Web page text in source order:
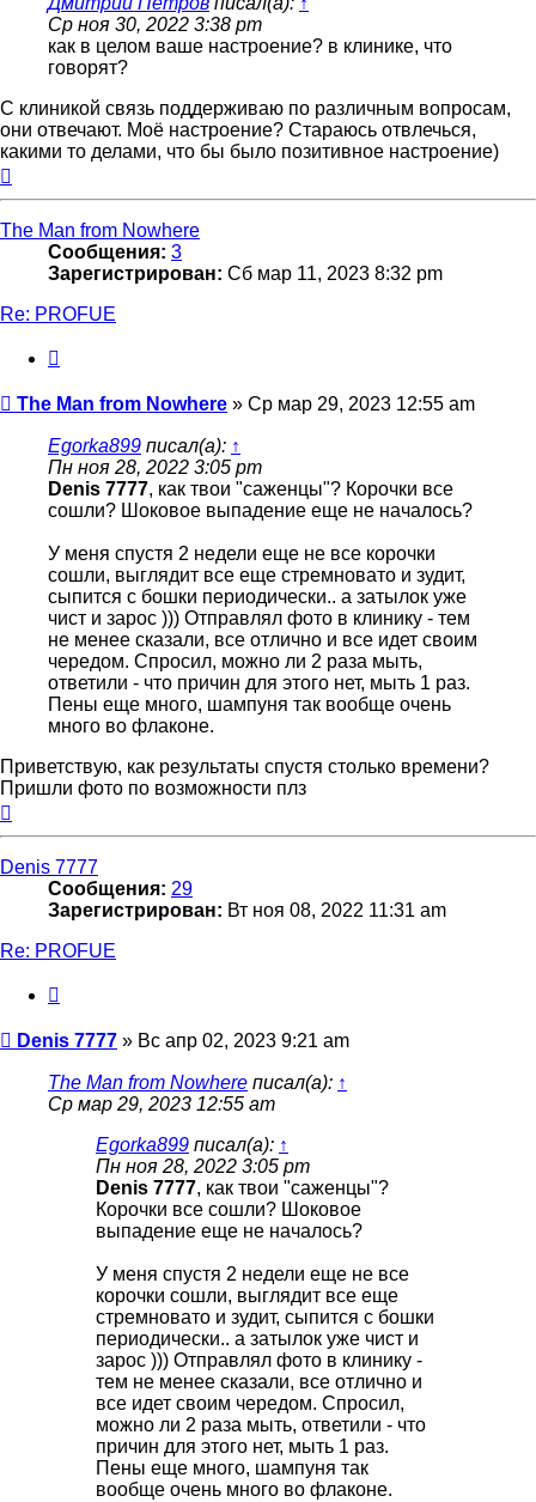
Ср ноя 30, 2022 3:38 pm
как в целом ваше настроение? в клинике, что
говорят?
С клиникой связь поддерживаю по различным вопросам,
они отвечают. Моё настроение? Стараюсь отвлечься,
какими то делами, что бы было позитивное настроение)
The Man from Nowhere
Сообщения: 3
Зарегистрирован: Сб мар 11, 2023 8:32 pm
Re: PROFUE
Сообщение
The Man from Nowhere » Ср мар 29, 2023 12:55 am
Egorka899 писал(а): ↑
Пн ноя 28, 2022 3:05 pm
Denis 7777, как твои "саженцы"? Корочки все
сошли? Шоковое выпадение еще не началось?
У меня спустя 2 недели еще не все корочки
сошли, выглядит все еще стремновато и зудит,
сыпится с бошки периодически.. а затылок уже
чист и зарос ))) Отправлял фото в клинику - тем
не менее сказали, все отлично и все идет своим
чередом. Спросил, можно ли 2 раза мыть,
ответили - что причин для этого нет, мыть 1 раз.
Пены еще много, шампуня так вообще очень
много во флаконе.
Приветствую, как результаты спустя столько времени?
Пришли фото по возможности плз
Denis 7777
Сообщения: 29
Зарегистрирован: Вт ноя 08, 2022 11:31 am
Re: PROFUE
Сообщение
Denis 7777 » Вс апр 02, 2023 9:21 am
The Man from Nowhere писал(а): ↑
Ср мар 29, 2023 12:55 am
Egorka899 писал(а): ↑
Пн ноя 28, 2022 3:05 pm
Denis 7777, как твои "саженцы"?
Корочки все сошли? Шоковое
выпадение еще не началось?
У меня спустя 2 недели еще не все
корочки сошли, выглядит все еще
стремновато и зудит, сыпится с бошки
периодически.. а затылок уже чист и
зарос ))) Отправлял фото в клинику -
тем не менее сказали, все отлично и
все идет своим чередом. Спросил,
можно ли 2 раза мыть, ответили - что
причин для этого нет, мыть 1 раз.
Пены еще много, шампуня так
вообще очень много во флаконе.